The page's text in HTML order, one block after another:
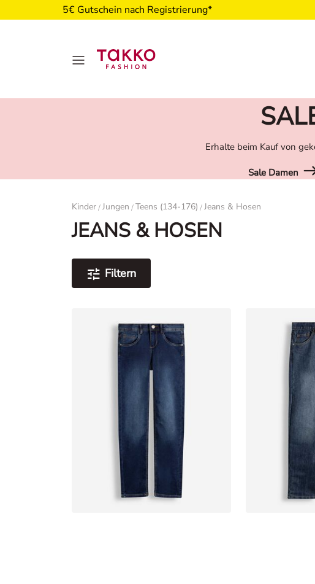
5€ Gutschein nach Registrierung*
Erhalte beim Kauf von
Sale Damen
Kinder / Jungen / Teens (134-176) / Jeans & Hosen
JEANS & HOSEN
Filtern